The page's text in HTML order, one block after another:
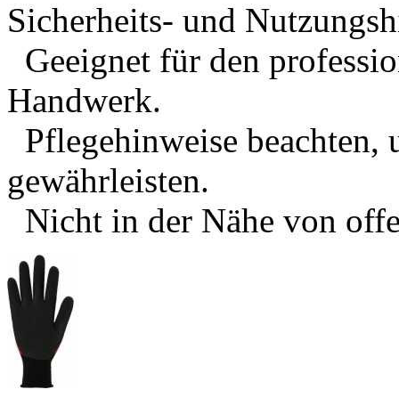
Sicherheits- und
Geeignet für den
Handwerk.
Pflegehinweise
gewährleisten.
Nicht in der Nähe von